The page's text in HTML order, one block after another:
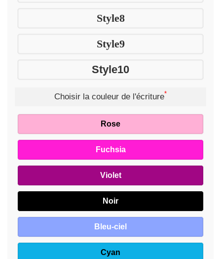
Style8
Style9
Style10
Choisir la couleur de l'écriture*
Rose
Fuchsia
Violet
Noir
Bleu-ciel
Cyan